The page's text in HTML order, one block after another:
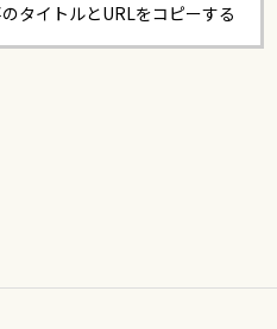
タイトルとURLをコピーする